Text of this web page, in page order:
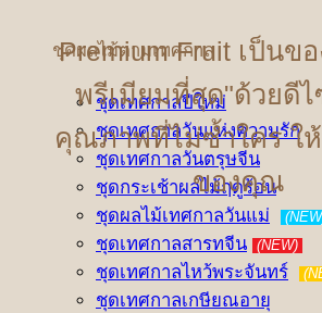
ชุดผลไม้ตามเทศกาล
ชุดเทศกาลปีใหม่
ชุดเทศกาลวันแห่งความรัก
ชุดเทศกาลวันตรุษจีน
ชุดกระเช้าผลไม้ฤดูร้อน
ชุดผลไม้เทศกาลวันแม่
ชุดเทศกาลสารทจีน (NEW)
ชุดเทศกาลไหว้พระจันทร์
ชุดเทศกาลเกษียณอายุ
Premium Fruit เป็นข
พรีเมียมที่สุด"ด้วยดี
คุณภาพที่ไม่ซ้ำใคร ใ
ของคุณ